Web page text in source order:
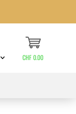
CHF 0.00